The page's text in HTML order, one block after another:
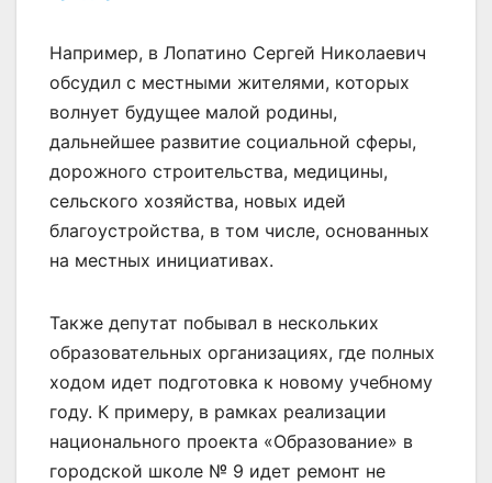
Например, в Лопатино Сергей Николаевич
обсудил с местными жителями, которых
волнует будущее малой родины,
дальнейшее развитие социальной сферы,
дорожного строительства, медицины,
сельского хозяйства, новых идей
благоустройства, в том числе, основанных
на местных инициативах.
Также депутат побывал в нескольких
образовательных организациях, где полных
ходом идет подготовка к новому учебному
году. К примеру, в рамках реализации
национального проекта «Образование» в
городской школе № 9 идет ремонт не